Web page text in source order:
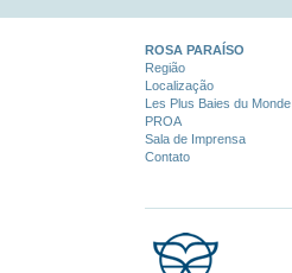
ROSA PARAÍSO
Região
Localização
Les Plus Baies du Monde
PROA
Sala de Imprensa
Contato